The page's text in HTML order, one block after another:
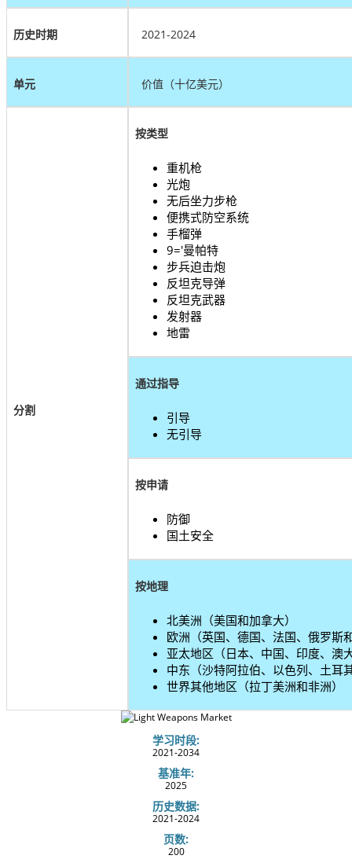
历史时期 2021-2024
单元 价值（十亿美元）
分割
按类型
重机枪
光炮
无后坐力步枪
便携式防空系统
手榴弹
9='曼帕特
步兵迫击炮
反坦克导弹
反坦克武器
发射器
地雷
通过指导
引导
无引导
按申请
防御
国土安全
按地理
北美洲（美国和加拿大）
欧洲（英国、德国、法国、俄罗斯
亚太地区（日本、中国、印度、澳
中东（沙特阿拉伯、以色列、土耳
世界其他地区（拉丁美洲和非洲）
学习时段:
2021-2034
基准年:
2025
历史数据:
2021-2024
页数:
200